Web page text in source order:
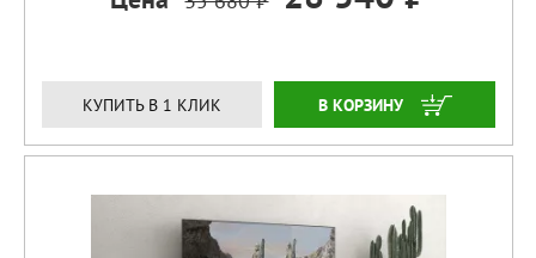
КУПИТЬ В 1 КЛИК ЗАКАЗАТЬ